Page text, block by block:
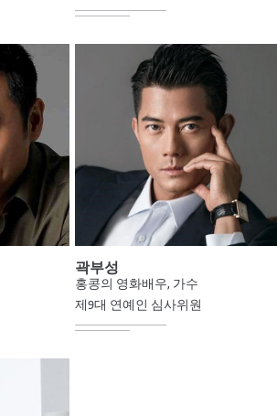
곽부성
홍콩의 영화배우, 가수
제9대 연예인 심사위원